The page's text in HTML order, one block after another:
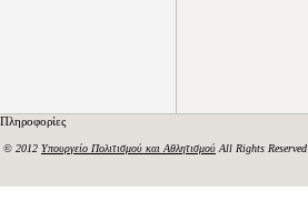
Πληροφορίες
© 2012 Υπουργείο Πολιτισμού και Αθλητισμού All Rights Reserved